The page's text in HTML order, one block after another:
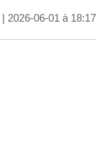
| 2026-06-01 à 18:17